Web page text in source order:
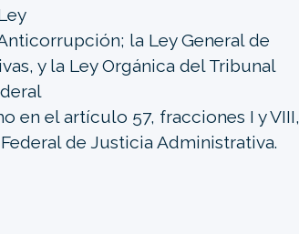
la Ley General de
y la Ley Orgánica del Tribunal
en el artículo 57, fracciones I y VIII,
de Justicia Administrativa.